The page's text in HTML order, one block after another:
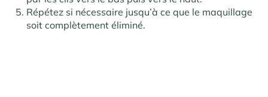
Répétez si nécessaire jusqu’à ce que le maquillage
soit complètement éliminé.